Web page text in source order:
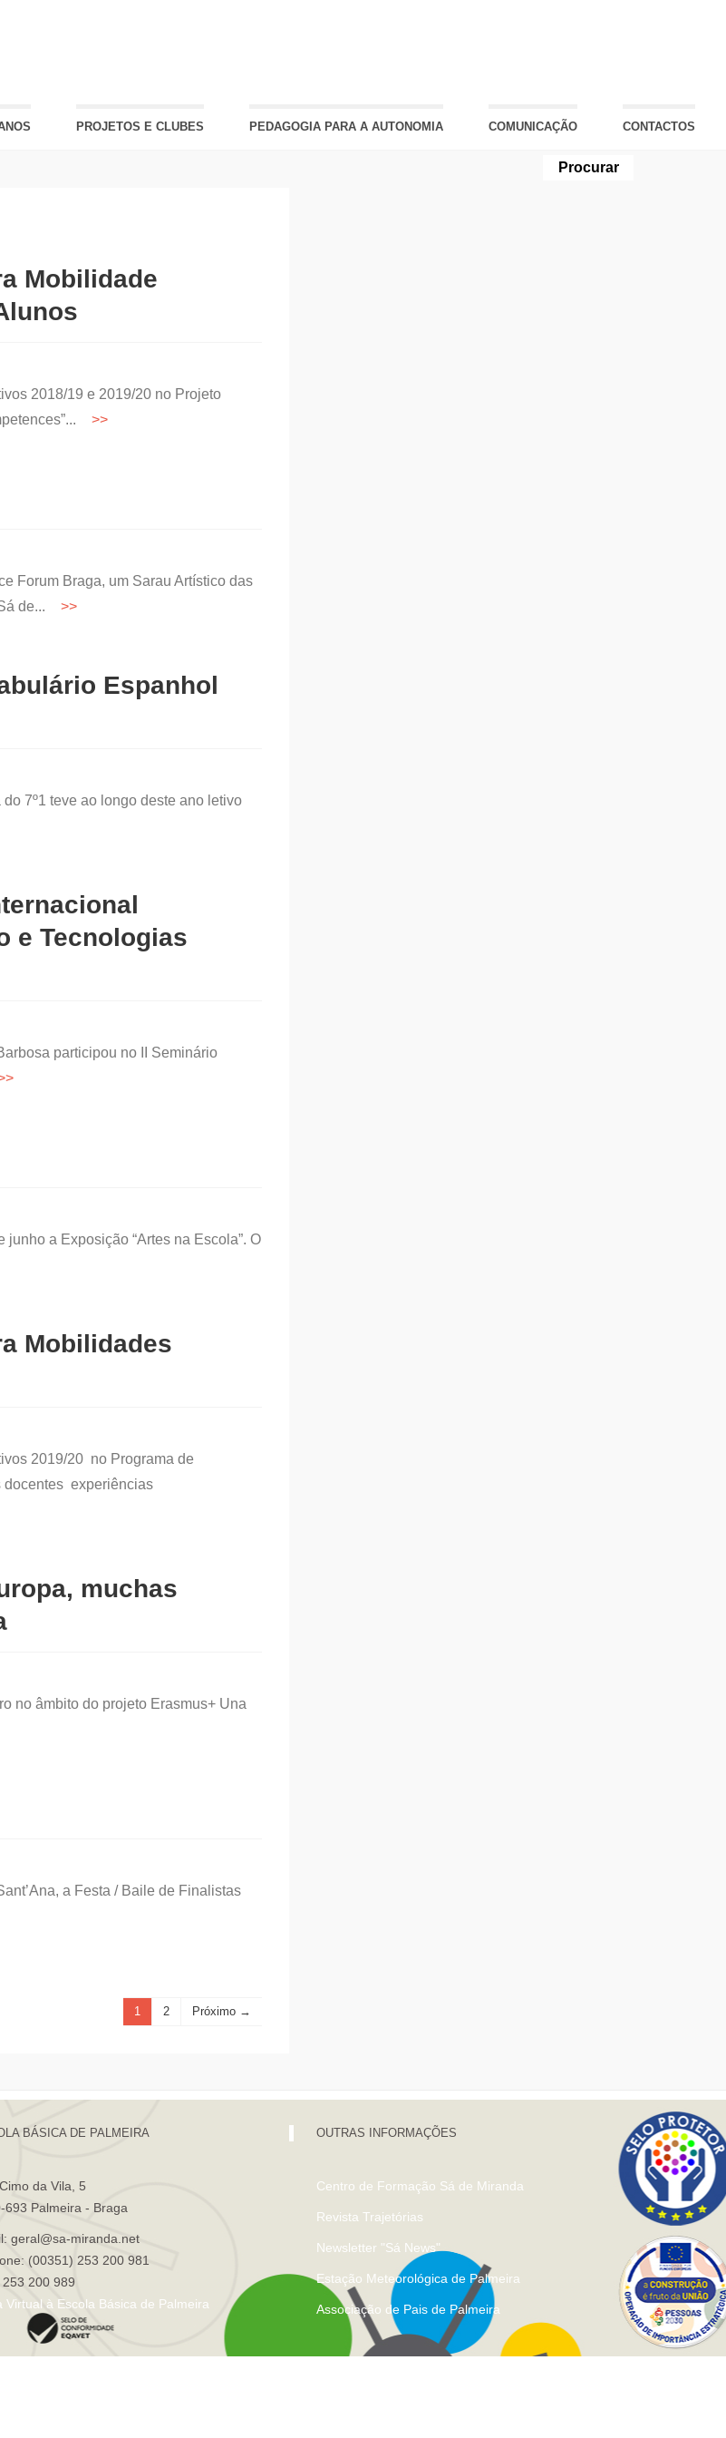
PROJETOS E CLUBES PEDAGOGIA PARA A AUTONOMIA COMUNICAÇÃO CONTACTOS
Mobilidade
2018/19 e 2019/20 no Projeto
Forum Braga, um Sarau Artístico das
de...
Espanhol
7º1 teve ao longo deste ano letivo
e Tecnologias
participou no II Seminário
a Exposição “Artes na Escola”. O
Mobilidades
2019/20 no Programa de
docentes experiências
muchas
no âmbito do projeto Erasmus+ Una
a Festa / Baile de Finalistas
1 2 Próximo →
BÁSICA DE PALMEIRA
da Vila, 5
693 Palmeira - Braga
geral@sa-miranda.net
(00351) 253 200 981
253 200 989
Virtual à Escola Básica de Palmeira
OUTRAS INFORMAÇÕES
Centro de Formação Sá de Miranda
Revista Trajetórias
Newsletter "Sá News"
Estação Meteorológica de Palmeira
Associação de Pais de Palmeira